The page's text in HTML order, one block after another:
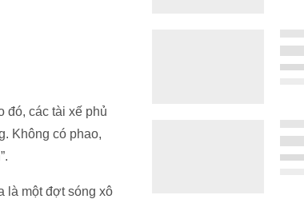
đó, các tài xế phủ
Không có phao,
là một đợt sóng xô